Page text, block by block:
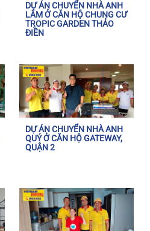
DỰ ÁN CHUYỂN NHÀ ANH
LÂM Ở CĂN HỘ CHUNG CƯ
TROPIC GARDEN THẢO
ĐIỀN
DỰ ÁN CHUYỂN NHÀ ANH
QUÝ Ở CĂN HỘ GATEWAY,
QUẬN 2